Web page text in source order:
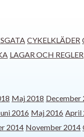
CYKELKLÄDER
LAGAR OCH REGLER
Maj 2018 December
2016 Maj 2016 April
2014 November 2014